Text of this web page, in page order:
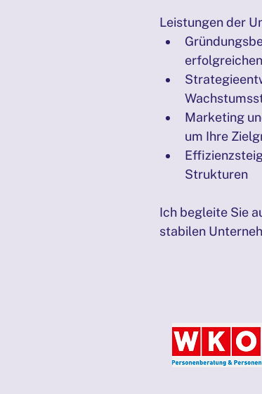
Leistungen der
Marketing
um Ihre
Strukturen
Ich begleite Sie
stabilen